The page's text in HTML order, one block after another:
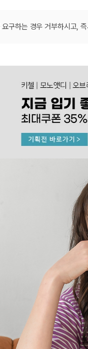
사
장바구니에 상품이
다른 고객들이 구매